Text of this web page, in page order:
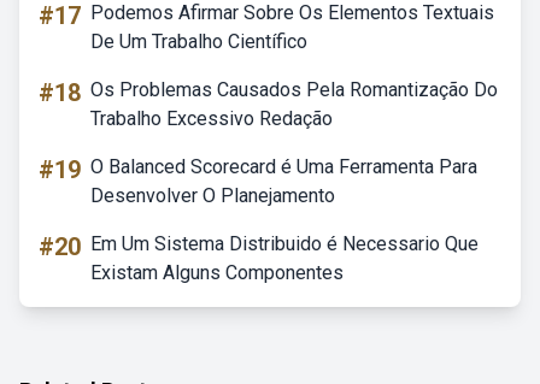
#17 Podemos Afirmar Sobre Os Elementos Textuais
De Um Trabalho Científico
#18 Os Problemas Causados Pela Romantização Do
Trabalho Excessivo Redação
#19 O Balanced Scorecard é Uma Ferramenta Para
Desenvolver O Planejamento
#20 Em Um Sistema Distribuido é Necessario Que
Existam Alguns Componentes